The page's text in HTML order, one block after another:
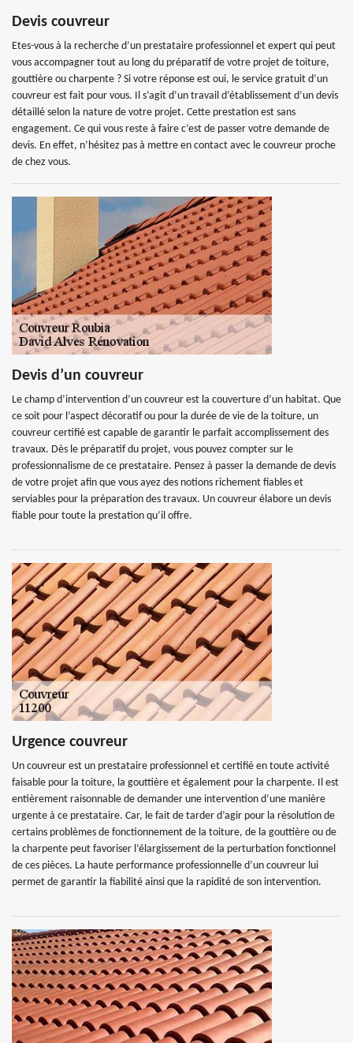
Devis couvreur
Etes-vous à la recherche d’un prestataire professionnel et expert qui peut
vous accompagner tout au long du préparatif de votre projet de toiture,
gouttière ou charpente ? Si votre réponse est oui, le service gratuit d’un
couvreur est fait pour vous. Il s’agit d’un travail d’établissement d’un devis
détaillé selon la nature de votre projet. Cette prestation est sans
engagement. Ce qui vous reste à faire c’est de passer votre demande de
devis. En effet, n’hésitez pas à mettre en contact avec le couvreur proche
de chez vous.
Devis d’un couvreur
Le champ d’intervention d’un couvreur est la couverture d’un habitat. Que
ce soit pour l’aspect décoratif ou pour la durée de vie de la toiture, un
couvreur certifié est capable de garantir le parfait accomplissement des
travaux. Dès le préparatif du projet, vous pouvez compter sur le
professionnalisme de ce prestataire. Pensez à passer la demande de devis
de votre projet afin que vous ayez des notions richement fiables et
serviables pour la préparation des travaux. Un couvreur élabore un devis
fiable pour toute la prestation qu’il offre.
Urgence couvreur
Un couvreur est un prestataire professionnel et certifié en toute activité
faisable pour la toiture, la gouttière et également pour la charpente. Il est
entièrement raisonnable de demander une intervention d’une manière
urgente à ce prestataire. Car, le fait de tarder d’agir pour la résolution de
certains problèmes de fonctionnement de la toiture, de la gouttière ou de
la charpente peut favoriser l’élargissement de la perturbation fonctionnel
de ces pièces. La haute performance professionnelle d’un couvreur lui
permet de garantir la fiabilité ainsi que la rapidité de son intervention.